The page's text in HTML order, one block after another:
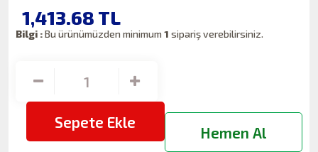
1,413.68 TL
Bilgi :Bu ürünümüzden minimum1sipariş verebilirsiniz.
Sepete Ekle
Hemen Al